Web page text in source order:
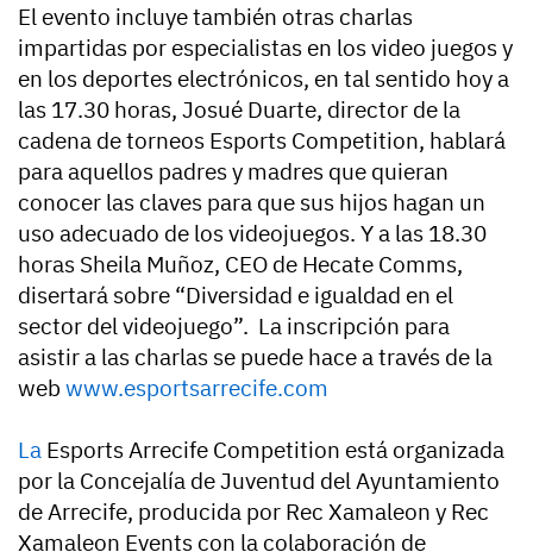
El evento incluye también otras charlas
impartidas por especialistas en los video juegos y
en los deportes electrónicos, en tal sentido hoy a
las 17.30 horas, Josué Duarte, director de la
cadena de torneos Esports Competition, hablará
para aquellos padres y madres que quieran
conocer las claves para que sus hijos hagan un
uso adecuado de los videojuegos. Y a las 18.30
horas Sheila Muñoz, CEO de Hecate Comms,
disertará sobre “Diversidad e igualdad en el
sector del videojuego”. La inscripción para
asistir a las charlas se puede hace a través de la
web www.esportsarrecife.com
La Esports Arrecife Competition está organizada
por la Concejalía de Juventud del Ayuntamiento
de Arrecife, producida por Rec Xamaleon y Rec
Xamaleon Events con la colaboración de